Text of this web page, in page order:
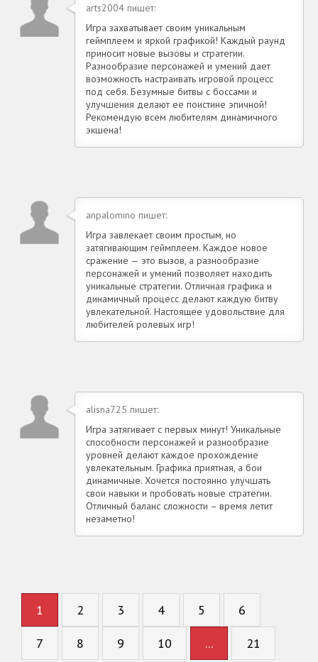
arts2004 пишет:
Игра захватывает своим уникальным
геймплеем и яркой графикой! Каждый раунд
приносит новые вызовы и стратегии.
Разнообразие персонажей и умений дает
возможность настраивать игровой процесс
под себя. Безумные битвы с боссами и
улучшения делают ее поистине эпичной!
Рекомендую всем любителям динамичного
экшена!
anpalomino пишет:
Игра завлекает своим простым, но
затягивающим геймплеем. Каждое новое
сражение — это вызов, а разнообразие
персонажей и умений позволяет находить
уникальные стратегии. Отличная графика и
динамичный процесс делают каждую битву
увлекательной. Настоящее удовольствие для
любителей ролевых игр!
alisna725 пишет:
Игра затягивает с первых минут! Уникальные
способности персонажей и разнообразие
уровней делают каждое прохождение
увлекательным. Графика приятная, а бои
динамичные. Хочется постоянно улучшать
свои навыки и пробовать новые стратегии.
Отличный баланс сложности – время летит
незаметно!
1 2 3 4 5 6
7 8 9 10 ... 21